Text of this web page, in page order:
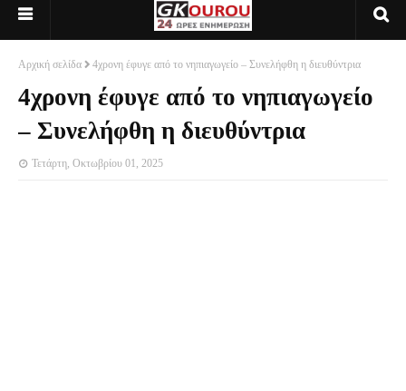
Αρχική σελίδα 4χρονη έφυγε από το νηπιαγωγείο – Συνελήφθη η διευθύντρια
4χρονη έφυγε από το νηπιαγωγείο
– Συνελήφθη η διευθύντρια
Τετάρτη, Οκτωβρίου 01, 2025